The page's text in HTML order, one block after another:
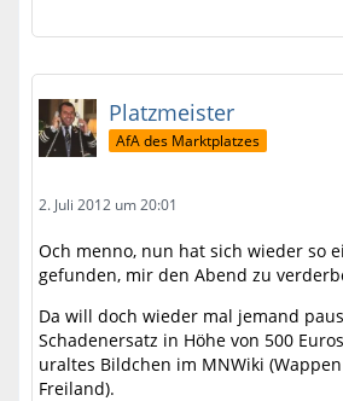
Platzmeister
AfA des Marktplatzes
2. Juli 2012 um 20:01
Och menno, nun hat sich wieder so
gefunden, mir den Abend zu
Da will doch wieder mal jemand
Schadenersatz in Höhe von 500
uraltes Bildchen im MNWiki
Freiland).